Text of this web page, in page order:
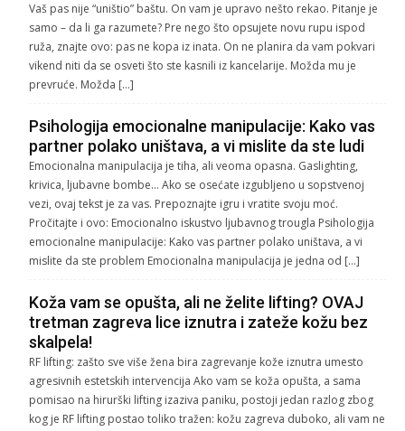
Vaš pas nije “uništio” baštu. On vam je upravo nešto rekao. Pitanje je
samo – da li ga razumete? Pre nego što opsujete novu rupu ispod
ruža, znajte ovo: pas ne kopa iz inata. On ne planira da vam pokvari
vikend niti da se osveti što ste kasnili iz kancelarije. Možda mu je
prevruće. Možda […]
Psihologija emocionalne manipulacije: Kako vas
partner polako uništava, a vi mislite da ste ludi
Emocionalna manipulacija je tiha, ali veoma opasna. Gaslighting,
krivica, ljubavne bombe… Ako se osećate izgubljeno u sopstvenoj
vezi, ovaj tekst je za vas. Prepoznajte igru i vratite svoju moć.
Pročitajte i ovo: Emocionalno iskustvo ljubavnog trougla Psihologija
emocionalne manipulacije: Kako vas partner polako uništava, a vi
mislite da ste problem Emocionalna manipulacija je jedna od […]
Koža vam se opušta, ali ne želite lifting? OVAJ
tretman zagreva lice iznutra i zateže kožu bez
skalpela!
RF lifting: zašto sve više žena bira zagrevanje kože iznutra umesto
agresivnih estetskih intervencija Ako vam se koža opušta, a sama
pomisao na hirurški lifting izaziva paniku, postoji jedan razlog zbog
kog je RF lifting postao toliko tražen: kožu zagreva duboko, ali vam ne